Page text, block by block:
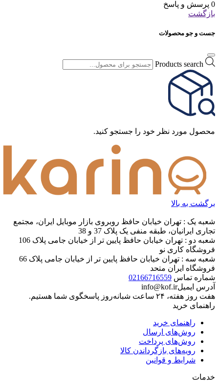
0 پرسش و پاسخ
بازگشت
جست و جو محصولات
Products search
محصول مورد نظر خود را جستجو کنید.
برگشت به بالا
شعبه یک : تهران خیابان حافظ روبروی بازار موبایل ایران، مجتمع
تجاری ایرانیان، طبقه منفی یک پلاک 37 و 38
شعبه دو : تهران خیابان حافظ پایین تر از خیابان جامی پلاک 106
فروشگاه کاری نو
شعبه سه : تهران خیابان حافظ پایین تر از خیابان جامی پلاک 66
فروشگاه ایران متحد
شماره تماس 02166716559
آدرس ایمیلinfo@kof.ir
هفت روز هفته، ۲۴ ساعت شبانه‌روز پاسخگوی شما هستیم.
راهنمای خرید
راهنمای خرید
روش‌های ارسال
روش‌های پرداخت
رویه‌های بازگرداندن کالا
شرایط و قوانین
خدمات